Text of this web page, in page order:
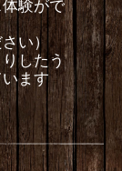
験がで
い）
したう
ます